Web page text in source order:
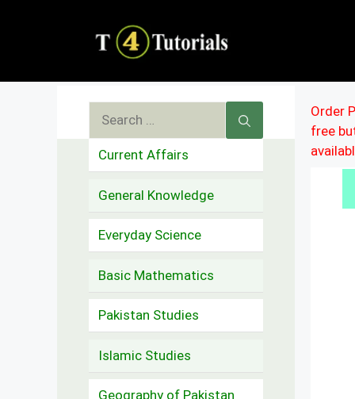
Order
free
Search
for:
Current Affairs
General Knowledge
Everyday Science
Basic Mathematics
Pakistan Studies
Islamic Studies
Geography of Pakistan